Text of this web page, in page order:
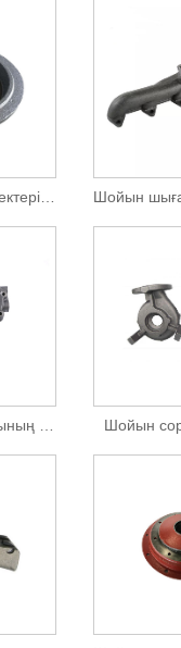
Шойын мойынтіректерінің корпусы және мойынтіректер орны
Шойын